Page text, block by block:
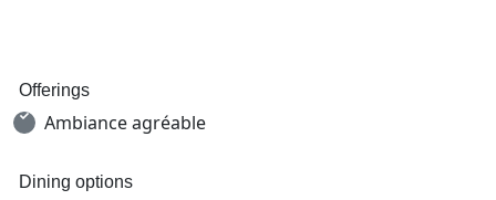
Offerings
Ambiance agréable
Dining options